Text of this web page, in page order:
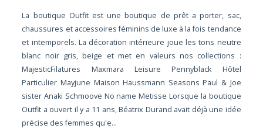
La boutique Outfit est une boutique de prêt a porter, sac,
chaussures et accessoires féminins de luxe à la fois tendance
et intemporels. La décoration intérieure joue les tons neutre
blanc noir gris, beige et met en valeurs nos collections :
MajesticFilatures Maxmara Leisure Pennyblack Hôtel
Particulier Mayjune Maison Haussmann Seasons Paul & Joe
sister Anaki Schmoove No name Metisse Lorsque la boutique
Outfit a ouvert il y a 11 ans, Béatrix Durand avait déjà une idée
précise des femmes qu'e...